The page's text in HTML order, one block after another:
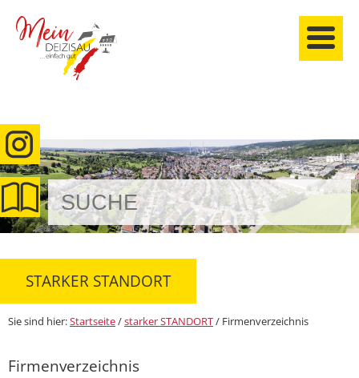
anmelden
STARKER STANDORT
Sie sind hier:Startseite/starker STANDORT/ Firmenverzeichnis
Firmenverzeichnis